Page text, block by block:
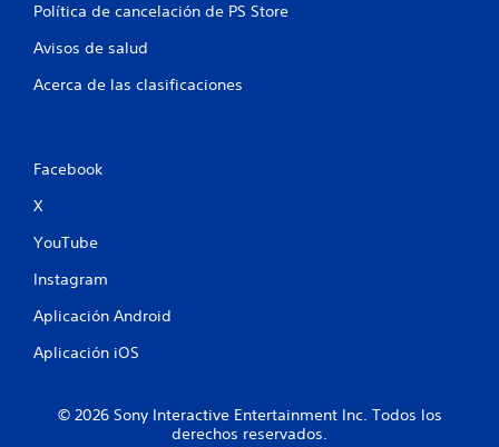
Política de cancelación de PS Store
Avisos de salud
Acerca de las clasificaciones
Facebook
X
YouTube
Instagram
Aplicación Android
Aplicación iOS
© 2026 Sony Interactive Entertainment Inc. Todos los
derechos reservados.